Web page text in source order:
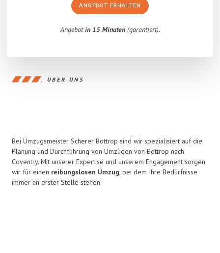
ANGEBOT ERHALTEN
Angebotin 15 Minuten(garantiert).
ÜBER UNS
Bei Umzugsmeister Scherer Bottrop sind wir spezialisiert auf die
Planung und Durchführung von Umzügen von Bottrop nach
Coventry. Mit unserer Expertise und unserem Engagement sorgen
wir für einen reibungslosen Umzug, bei dem Ihre Bedürfnisse
immer an erster Stelle stehen.